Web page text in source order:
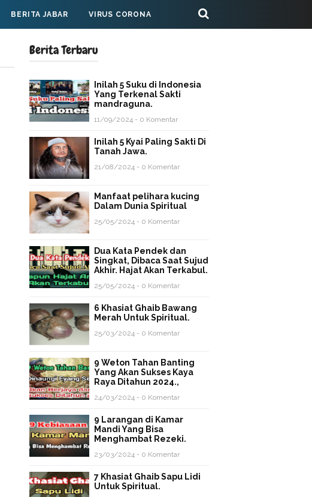
BERITA JABAR VIRUS CORONA
Berita Terbaru
Inilah 5 Suku di Indonesia
Yang Terkenal Sakti
mandraguna.
11/09/2024 - 0 Komentar
Inilah 5 Kyai Paling Sakti Di
Tanah Jawa.
21/08/2024 - 0 Komentar
Manfaat pelihara kucing
Dalam Dunia Spiritual
25/05/2024 - 0 Komentar
Dua Kata Pendek dan
Singkat, Dibaca Saat Sujud
Akhir. Hajat Akan Terkabul.
25/05/2024 - 0 Komentar
6 Khasiat Ghaib Bawang
Merah Untuk Spiritual.
25/03/2024 - 0 Komentar
9 Weton Tahan Banting
Yang Akan Sukses Kaya
Raya Ditahun 2024.,
24/03/2024 - 0 Komentar
9 Larangan di Kamar
Mandi Yang Bisa
Menghambat Rezeki.
23/03/2024 - 0 Komentar
7 Khasiat Ghaib Sapu Lidi
Untuk Spiritual.